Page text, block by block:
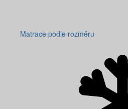
Matrace podle rozměru